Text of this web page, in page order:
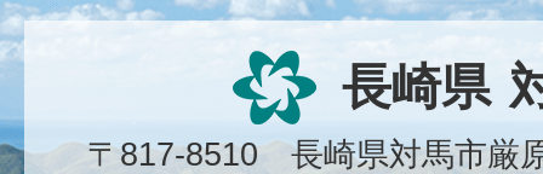
長崎県
〒817-8510 長崎県対馬市